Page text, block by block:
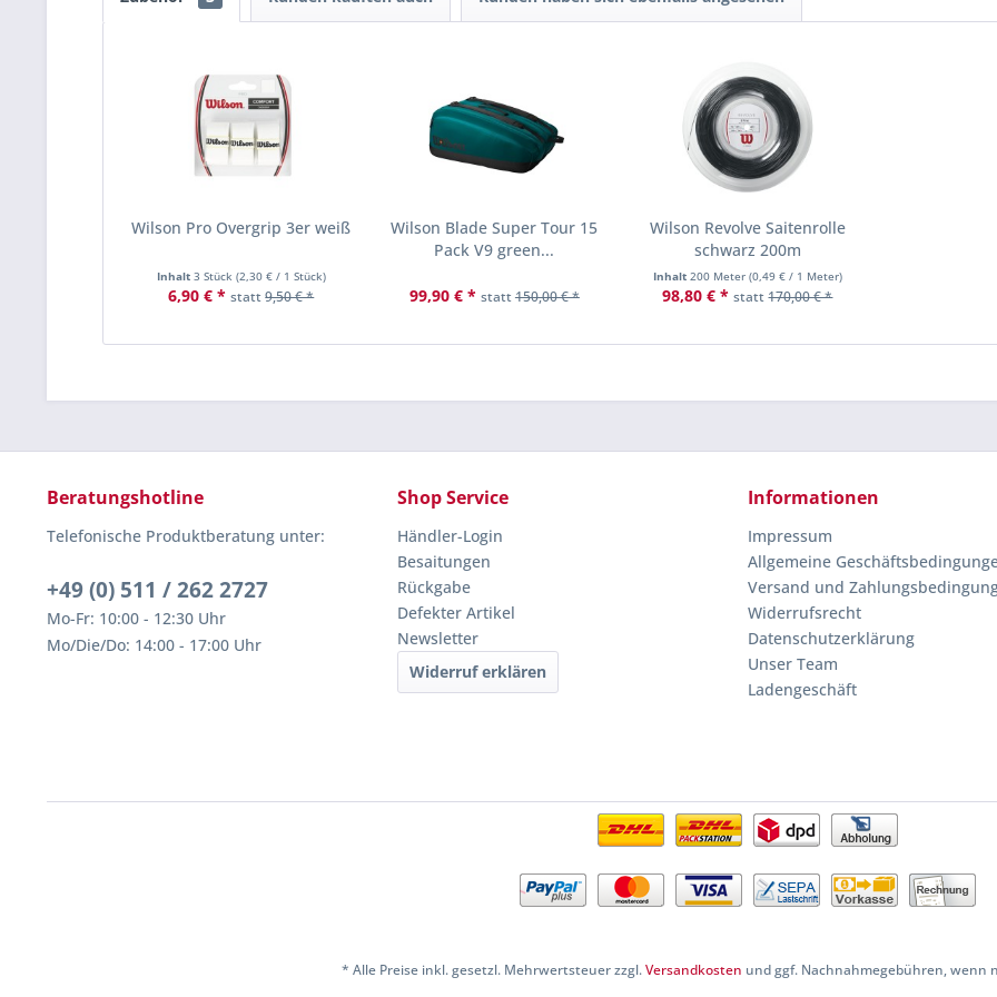
Wilson Pro Overgrip 3er weiß
Inhalt 3 Stück (2,30 €/ 1 Stück)
6,90 € * statt9,50 € *
Wilson Blade Super Tour 15
Pack V9 green...
99,90 € * statt150,00 € *
Wilson Revolve Saitenrolle
schwarz 200m
Inhalt 200 Meter (0,49 €/ 1 Meter)
98,80 € * statt170,00 € *
Beratungshotline
Telefonische Produktberatung unter:
+49 (0) 511 / 262 2727
Mo-Fr: 10:00 - 12:30 Uhr
Mo/Die/Do: 14:00 - 17:00 Uhr
Shop Service
Händler-Login
Besaitungen
Rückgabe
Defekter Artikel
Newsletter
Widerruf erklären
Informationen
Impressum
Allgemeine
Versand und
Widerrufsrecht
Datenschutzerklärung
Unser Team
Ladengeschäft
* Alle Preise inkl. gesetzl. Mehrwertsteuer zzgl.Versandkosten und ggf. Nachnahmegebühren, wenn